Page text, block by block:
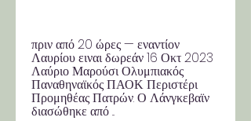
πριν από 20 ώρες — εναντίον
Λαυρίου ειναι δωρεάν 16 Οκτ 2023
Λαύριο Μαρούσι Ολυμπιακός
Παναθηναϊκός ΠΑΟΚ Περιστέρι
Προμηθέας Πατρών. Ο Λάνγκεβαϊν
διασώθηκε από ...